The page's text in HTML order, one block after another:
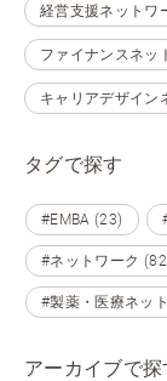
経営支援ネットワ
ファイナンスネッ
キャリアデザイン
タグで探す
#EMBA (23)
#ネットワーク
#製薬・医療ネッ
アーカイブで探